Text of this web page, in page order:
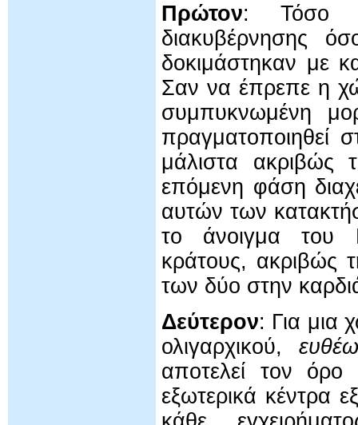
Πρώτον: Τόσο η
διακυβέρνησης
δοκιμάστηκαν με
Σαν να έπρεπε η
συμπυκνωμένη
πραγματοποιηθεί
μάλιστα
επόμενη φάση
αυτών των
το άνοιγμα του
κράτους, ακριβώς
των δύο στην
Δεύτερον: Για μια
ολιγαρχικού,
αποτελεί τον
εξωτερικά κέντρα